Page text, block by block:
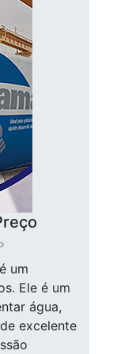
um
Ele é um
água,
excelente